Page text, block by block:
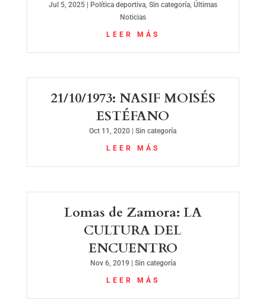
Jul 5, 2025| Política deportiva, Sin categoría, Últimas
Noticias
LEER MÁS
21/10/1973: NASIF MOISÉS
ESTÉFANO
Oct 11, 2020 |Sin categoría
LEER MÁS
Lomas de Zamora: LA
CULTURA DEL
ENCUENTRO
Nov 6, 2019 | Sin categoría
LEER MÁS